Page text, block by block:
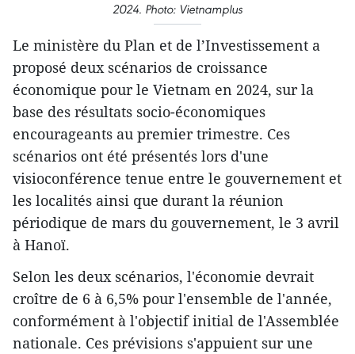
2024. Photo: Vietnamplus
Le ministère du Plan et de l’Investissement a
proposé deux scénarios de croissance
économique pour le Vietnam en 2024, sur la
base des résultats socio-économiques
encourageants au premier trimestre. Ces
scénarios ont été présentés lors d'une
visioconférence tenue entre le gouvernement et
les localités ainsi que durant la réunion
périodique de mars du gouvernement, le 3 avril
à Hanoï.
Selon les deux scénarios, l'économie devrait
croître de 6 à 6,5% pour l'ensemble de l'année,
conformément à l'objectif initial de l'Assemblée
nationale. Ces prévisions s'appuient sur une